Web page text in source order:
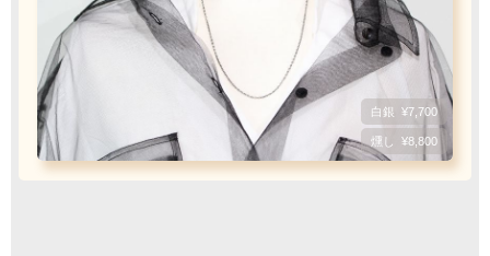
フェザーもチェーンも選びたい
1枚目 2枚目
必須
ビーズ
チェーン
ご利用限度額
1回のお買い物
¥300,000迄
白銀
燻し
白銀
燻し
白銀
燻し
白銀 ¥7,700
燻し ¥8,800